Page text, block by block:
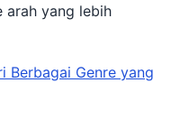
arah yang lebih
Berbagai Genre yang